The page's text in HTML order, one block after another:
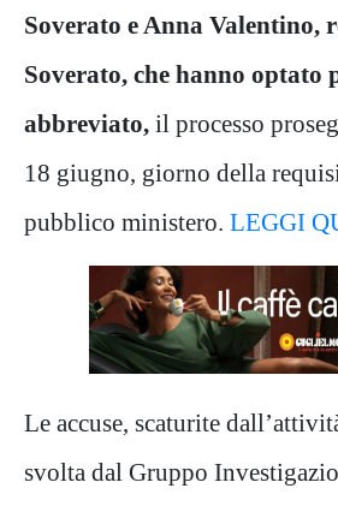
Soverato e Anna Valentino,
Soverato, che hanno optato
abbreviato, il processo
18 giugno, giorno della
pubblico ministero. LEGGI
Le accuse, scaturite
svolta dal Gruppo